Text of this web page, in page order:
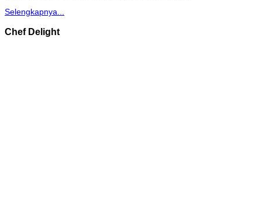
Selengkapnya...
Chef Delight